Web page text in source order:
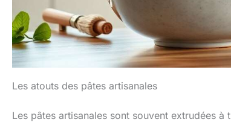
Les atouts des pâtes artisanales
Les pâtes artisanales sont souvent extrudées